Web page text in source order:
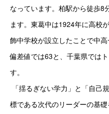
なっています。柏駅から徒歩8
ます。 東葛中は1924年に高校
飾中学校が設立したことで中
偏差値では63と、千葉県では
す。
「揺るぎない学力」と「自己
標である次代のリーダーの基